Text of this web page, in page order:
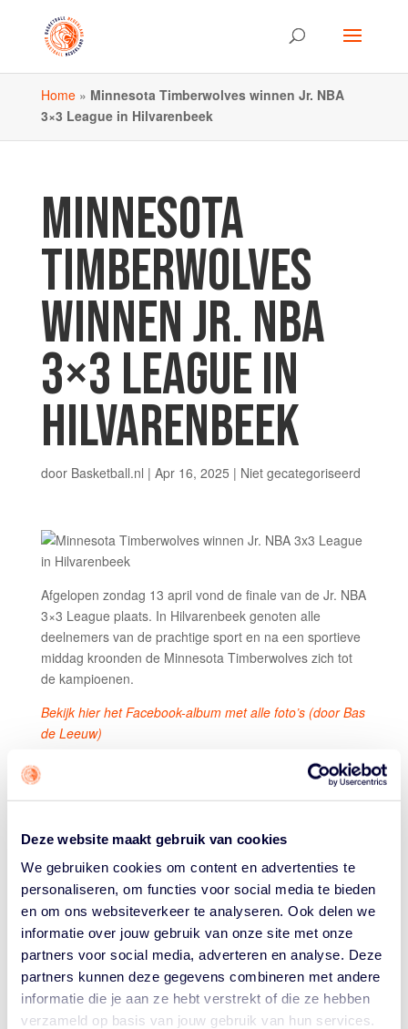
Deze website maakt gebruik van cookies
We gebruiken cookies om content en advertenties te
personaliseren, om functies voor social media te bieden
en om ons websiteverkeer te analyseren. Ook delen we
informatie over jouw gebruik van onze site met onze
partners voor social media, adverteren en analyse. Deze
partners kunnen deze gegevens combineren met andere
informatie die je aan ze hebt verstrekt of die ze hebben
verzameld op basis van jouw gebruik van hun services.
Home» Minnesota Timberwolves winnen Jr. NBA
3×3 League in Hilvarenbeek
MINNESOTA
TIMBERWOLVES
WINNEN JR. NBA
3×3 LEAGUE IN
HILVARENBEEK
door Basketball.nl | Apr 16, 2025 | Niet gecategoriseerd
Afgelopen zondag 13 april vond de finale van de Jr. NBA
3×3 League plaats. In Hilvarenbeek genoten alle
deelnemers van de prachtige sport en na een sportieve
middag kroonden de Minnesota Timberwolves zich tot
de kampioenen.
Bekijk hier het Facebook-album met alle foto’s (door Bas
de Leeuw)
De competitie was bedoeld voor kinderen van 9 tot 12
jaar en bood hen de kans om in NBA-stijl kennis te
lokale vereniging Biks Shots, de Nederlandse Basketball
Bond en de NBA speelden de deelnemers een volledig
seizoen, compleet met officiële shirts én een echte ‘Draft
Day’.
Jongeren van Biks Shots coachten floten zelf een groot
deel van de wedstrijden. Zij volgden daarvoor de cursus
‘Jeugd Basketball Scheidsrechter’ of volgende de ‘Fast
Break’ coaching opleiding. Ze deden tijdens het toernooi
dan ook waardevolle ervaring op.